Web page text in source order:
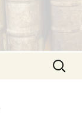
Sök
efter: